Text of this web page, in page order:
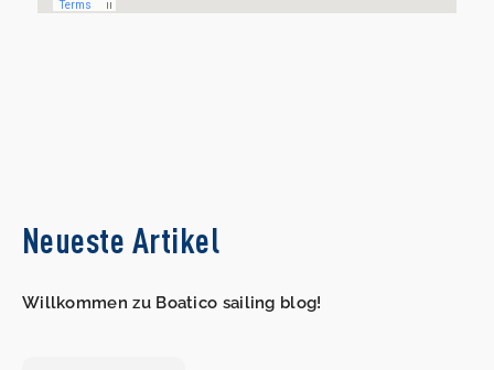
Neueste Artikel
Willkommen zu Boatico sailing blog!